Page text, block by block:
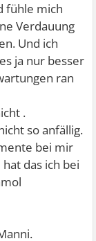
fühle mich
Verdauung
Und ich
ja nur besser
ran
.
so anfällig.
bei mir
das ich bei